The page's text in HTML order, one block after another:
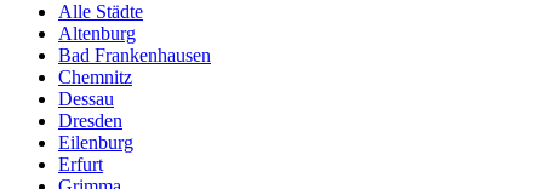
Alle Städte
Altenburg
Bad Frankenhausen
Chemnitz
Dessau
Dresden
Eilenburg
Erfurt